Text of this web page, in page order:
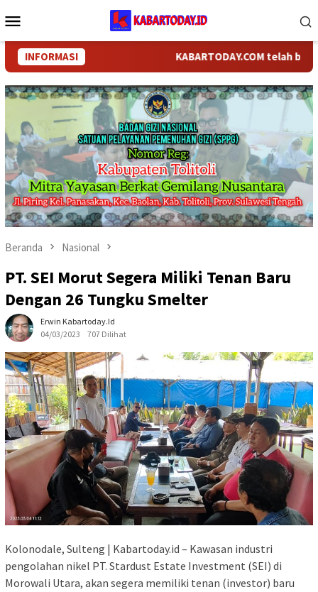
ke
Mobile
INFORMASI KABARTODAY.COM telah
Beranda Nasional
PT. SEI Morut Segera Miliki Tenan Baru
Dengan 26 Tungku Smelter
Erwin Kabartoday.id
04/03/2023
707 Dilihat
Kolonodale, Sulteng | Kabartoday.id – Kawasan industri
pengolahan nikel PT. Stardust Estate Investment (SEI) di
Morowali Utara, akan segera memiliki tenan (investor) baru